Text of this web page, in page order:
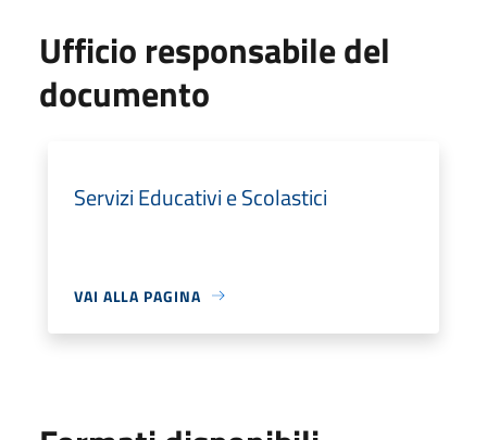
Ufficio responsabile del
documento
Servizi Educativi e Scolastici
VAI ALLA PAGINA